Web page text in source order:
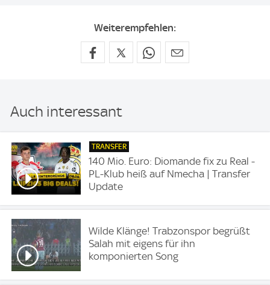
Weiterempfehlen:
Auch interessant
TRANSFER
140 Mio. Euro: Diomande fix zu Real -
PL-Klub heiß auf Nmecha | Transfer
Update
Wilde Klänge! Trabzonspor begrüßt
Salah mit eigens für ihn
komponierten Song